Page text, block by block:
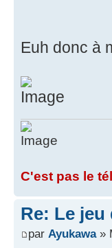
Euh donc à
C'est pas le
Re: Le jeu
par Ayukawa»